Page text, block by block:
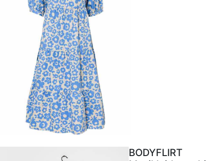
BODYFLIRT